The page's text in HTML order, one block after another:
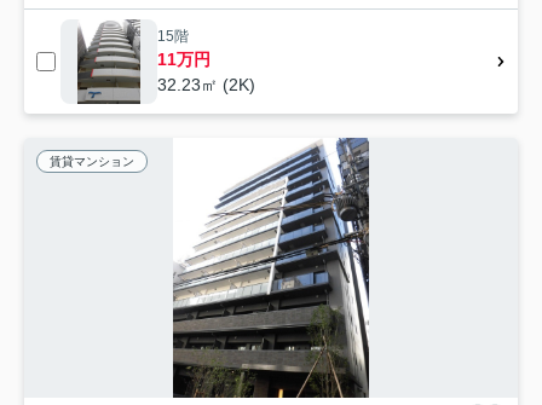
15階
11万円
32.23㎡ (2K)
賃貸マンション